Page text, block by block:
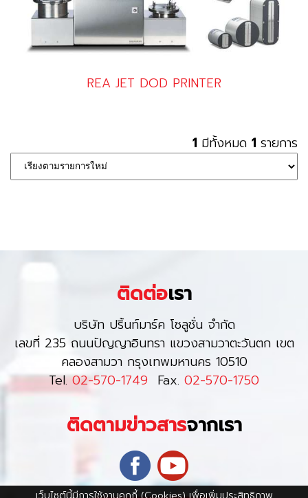
REA JET DOD PRINTER
1มีทั้งหมด 1รายการ
ติดต่อเรา
บริษัท ปริ้นท์มาร์ค โซลูชั่น จำกัด
เลขที่ 235 ถนนปัญญาอินทรา แขวงสามวาตะวันตก เขต
คลองสามวา กรุงเทพมหานคร 10510
Tel.02-570-1749 Fax. 02-570-1750
ติดตามข่าวสารจากเรา